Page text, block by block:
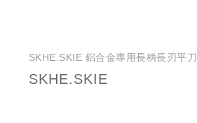
SKHE.SKIE 鋁合金專用長柄長刃平刀
SKHE.SKIE